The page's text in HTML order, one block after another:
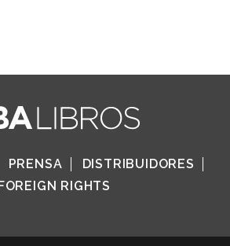
PRENSA
DISTRIBUIDORES
RIGHTS